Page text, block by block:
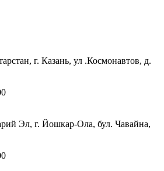
г. Казань, ул .Космонавтов, д.
Эл, г. Йошкар-Ола, бул. Чавайна,